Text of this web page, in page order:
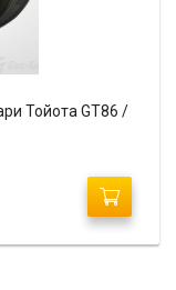
Тойота GT86 /